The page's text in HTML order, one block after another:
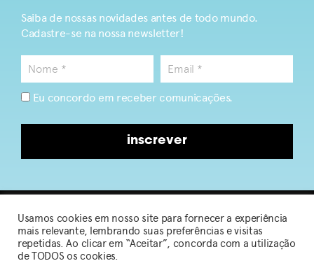
Saiba de nossas novidades antes de todo mundo.
Cadastre-se na nossa newsletter!
Eu concordo em receber comunicações.
inscrever
2026 © Sou de Algodão
Usamos cookies em nosso site para fornecer a experiência
mais relevante, lembrando suas preferências e visitas
repetidas. Ao clicar em “Aceitar”, concorda com a utilização
de TODOS os cookies.